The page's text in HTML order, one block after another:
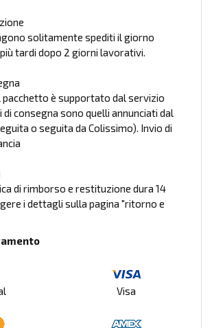
solitamente spediti il giorno
tardi dopo 2 giorni lavorativi.
pacchetto è supportato dal servizio
consegna sono quelli annunciati dal
o seguita da Colissimo). Invio di
di rimborso e restituzione dura 14
i dettagli sulla pagina "ritorno e
Visa